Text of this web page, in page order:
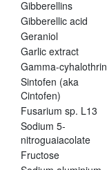
Gibberellins
Gibberellic acid
Geraniol
Garlic extract
Gamma-cyhalothrin
Sintofen (aka
Cintofen)
Fusarium sp. L13
Sodium 5-
nitroguaiacolate
Fructose